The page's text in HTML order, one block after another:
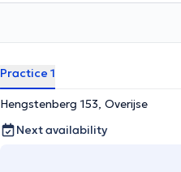
Practice 1
Hengstenberg 153, Overijse
Next availability